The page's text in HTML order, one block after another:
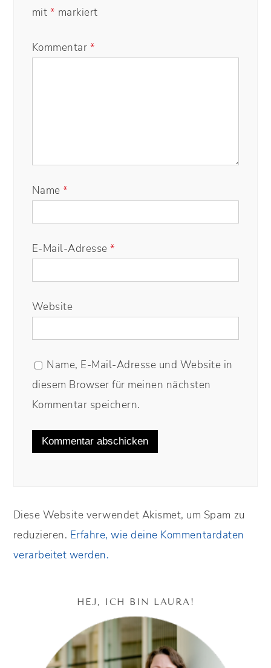
mit * markiert
Kommentar *
Name*
E-Mail-Adresse*
Website
Name, E-Mail-Adresse und Website in
diesem Browser für meinen nächsten
Kommentar speichern.
Diese Website verwendet Akismet, um Spam zu
reduzieren. Erfahre, wie deine Kommentardaten
verarbeitet werden.
HEJ, ICH BIN LAURA!